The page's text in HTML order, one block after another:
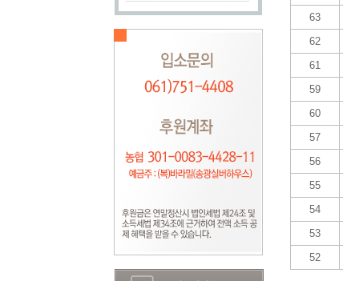
63
62
61
59
60
57
56
55
54
53
52